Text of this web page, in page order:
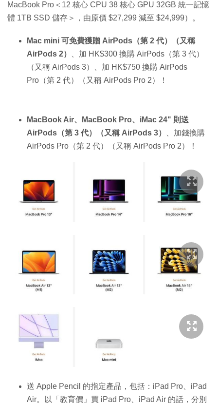
MacBook Pro＜12 核心 CPU 38 核心 GPU 32GB 統一記憶
體 1TB SSD 儲存＞，由原價 $27,299 減至 $24,999）。
Mac mini 可免費獲贈 AirPods（第 2 代）（又稱
AirPods 2）
、加 HK$300 換購 AirPods（第 3 代）
（又稱 AirPods 3）、加 HK$750 換購 AirPods
Pro（第 2 代）（又稱 AirPods Pro 2）！
MacBook Air、MacBook Pro、iMac 24" 則送
AirPods（第 3 代）（又稱 AirPods 3）
、加錢換購
AirPods Pro（第 2 代）（又稱 AirPods Pro 2）！
送 Apple Pencil 的指定產品，包括：iPad Pro、iPad
Air。以「教育價」買 iPad Pro、iPad Air 的話，分別